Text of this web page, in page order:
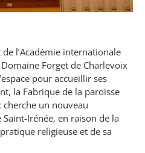
l’Académie internationale
Forget de Charlevoix
pour accueillir ses
la Fabrique de la paroisse
un nouveau
Irénée, en raison de la
religieuse et de sa